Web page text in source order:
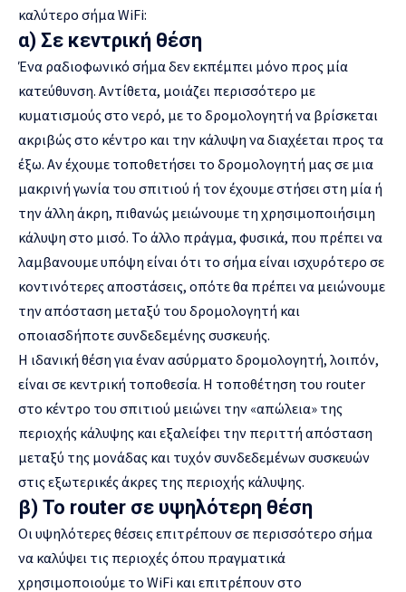
καλύτερο σήμα WiFi:
α) Σε κεντρική θέση
Ένα ραδιοφωνικό σήμα δεν εκπέμπει μόνο προς μία
κατεύθυνση. Αντίθετα, μοιάζει περισσότερο με
κυματισμούς στο νερό, με το δρομολογητή να βρίσκεται
ακριβώς στο κέντρο και την κάλυψη να διαχέεται προς τα
έξω. Αν έχουμε τοποθετήσει το δρομολογητή μας σε μια
μακρινή γωνία του σπιτιού ή τον έχουμε στήσει στη μία ή
την άλλη άκρη, πιθανώς μειώνουμε τη χρησιμοποιήσιμη
κάλυψη στο μισό. Το άλλο πράγμα, φυσικά, που πρέπει να
λαμβανουμε υπόψη είναι ότι το σήμα είναι ισχυρότερο σε
κοντινότερες αποστάσεις, οπότε θα πρέπει να μειώνουμε
την απόσταση μεταξύ του δρομολογητή και
οποιασδήποτε συνδεδεμένης συσκευής.
Η ιδανική θέση για έναν ασύρματο δρομολογητή, λοιπόν,
είναι σε κεντρική τοποθεσία. Η τοποθέτηση του router
στο κέντρο του σπιτιού μειώνει την «απώλεια» της
περιοχής κάλυψης και εξαλείφει την περιττή απόσταση
μεταξύ της μονάδας και τυχόν συνδεδεμένων συσκευών
στις εξωτερικές άκρες της περιοχής κάλυψης.
β) Το router σε υψηλότερη θέση
Οι υψηλότερες θέσεις επιτρέπουν σε περισσότερο σήμα
να καλύψει τις περιοχές όπου πραγματικά
χρησιμοποιούμε το WiFi και επιτρέπουν στο